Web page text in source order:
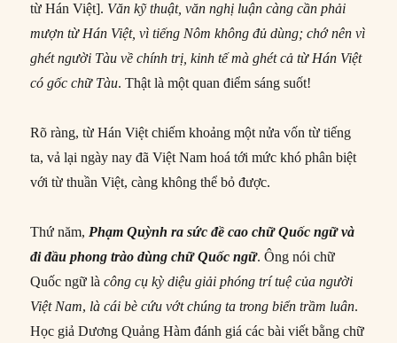
từ Hán Việt]. Văn kỹ thuật, văn nghị luận càng cần phải
mượn từ Hán Việt, vìtiếng Nôm không đủ dùng; chớ nên vì
ghét người Tàu về chính trị, kinh tế mà ghét cả từ Hán Việt
có gốc chữ Tàu. Thật là một quan điểm sáng suốt!
Rõ ràng, từ Hán Việt chiếm khoảng một nửa vốn từ tiếng
ta, vả lại ngày nay đã Việt Nam hoá tới mức khó phân biệt
với từ thuần Việt, càng không thể bỏ được.
Thứ năm,Phạm Quỳnh ra sức đề cao chữ Quốc ngữ và
đi đầu phong trào dùng chữ Quốc ngữ. Ông nói chữ
Quốc ngữ làcông cụ kỳ diệu giải phóng trí tuệ của người
Việt Nam, là cái bè cứu vớt chúng ta trong biển trầm luân.
Học giả Dương Quảng Hàm đánh giá các bài viết bằng chữ